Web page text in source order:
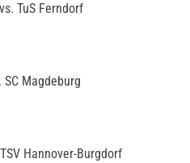
TuS Ferndorf
SC Magdeburg
Hannover-Burgdorf